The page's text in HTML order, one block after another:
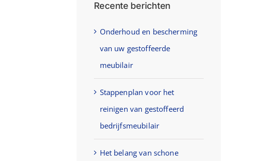
Recente berichten
Onderhoud en bescherming
van uw gestoffeerde
meubilair
Stappenplan voor het
reinigen van gestoffeerd
bedrijfsmeubilair
Het belang van schone